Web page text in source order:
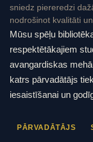
sniedz piereredzi
nodrošinot kvalitāti
Mūsu spēļu
respektētākajiem
avangardiskas
katrs pārvadātājs
iesaistīšanai un
PĀRVADĀTĀJS